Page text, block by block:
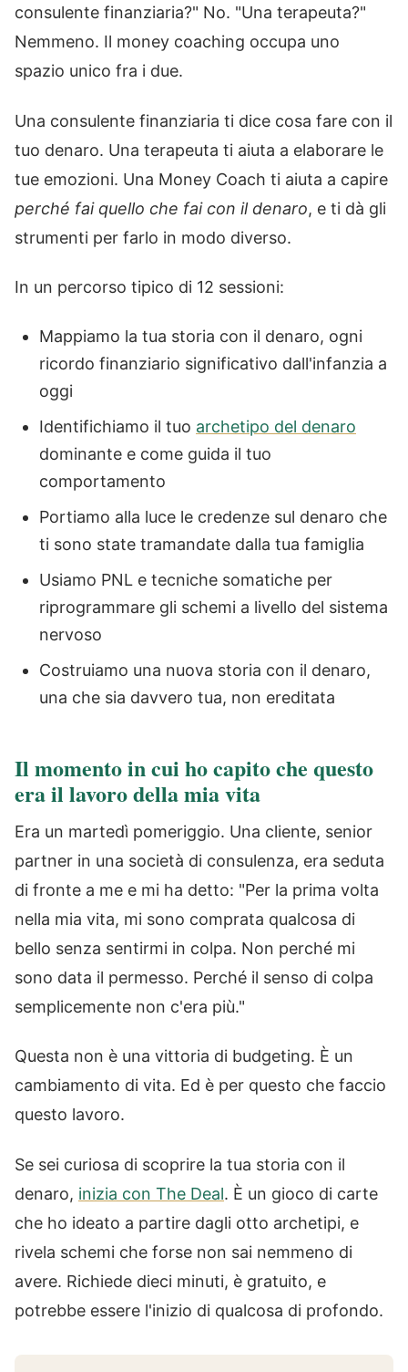
consulente finanziaria?" No. "Una terapeuta?"
Nemmeno. Il money coaching occupa uno
spazio unico fra i due.
Una consulente finanziaria ti dice cosa fare con il
tuo denaro. Una terapeuta ti aiuta a elaborare le
tue emozioni. Una Money Coach ti aiuta a capire
perché fai quello che fai con il denaro, e ti dà gli
strumenti per farlo in modo diverso.
In un percorso tipico di 12 sessioni:
Mappiamo la tua storia con il denaro, ogni
ricordo finanziario significativo dall'infanzia a
oggi
Identifichiamo il tuo archetipo del denaro
dominante e come guida il tuo
comportamento
Portiamo alla luce le credenze sul denaro che
ti sono state tramandate dalla tua famiglia
Usiamo PNL e tecniche somatiche per
riprogrammare gli schemi a livello del sistema
nervoso
Costruiamo una nuova storia con il denaro,
una che sia davvero tua, non ereditata
Il momento in cui ho capito che questo
era il lavoro della mia vita
Era un martedì pomeriggio. Una cliente, senior
partner in una società di consulenza, era seduta
di fronte a me e mi ha detto: "Per la prima volta
nella mia vita, mi sono comprata qualcosa di
bello senza sentirmi in colpa. Non perché mi
sono data il permesso. Perché il senso di colpa
semplicemente non c'era più."
Questa non è una vittoria di budgeting. È un
cambiamento di vita. Ed è per questo che faccio
questo lavoro.
Se sei curiosa di scoprire la tua storia con il
denaro, inizia con The Deal. È un gioco di carte
che ho ideato a partire dagli otto archetipi, e
rivela schemi che forse non sai nemmeno di
avere. Richiede dieci minuti, è gratuito, e
potrebbe essere l'inizio di qualcosa di profondo.